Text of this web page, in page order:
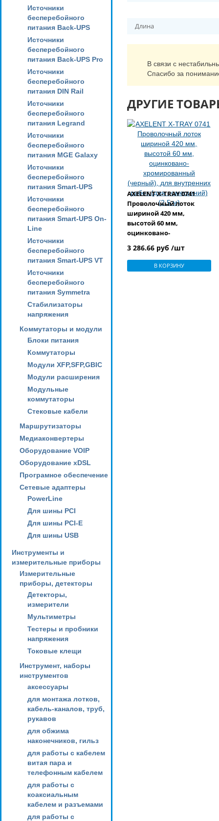
Источники
бесперебойного
питания Back-UPS
Источники
бесперебойного
питания Back-UPS Pro
Источники
бесперебойного
питания DIN Rail
Источники
бесперебойного
питания Legrand
Источники
бесперебойного
питания MGE Galaxy
Источники
бесперебойного
питания Smart-UPS
Источники
бесперебойного
питания Smart-UPS On-
Line
Источники
бесперебойного
питания Smart-UPS VT
Источники
бесперебойного
питания Symmetra
Стабилизаторы
напряжения
Коммутаторы и модули
Блоки питания
Коммутаторы
Модули XFP,SFP,GBIC
Модули расширения
Модульные
коммутаторы
Стековые кабели
Маршрутизаторы
Медиаконвертеры
Оборудование VOIP
Оборудование xDSL
Програмное обеспечение
Сетевые адаптеры
PowerLine
Для шины PCI
Для шины PCI-E
Для шины USB
Инструменты и
измерительные приборы
Измерительные
приборы, детекторы
Детекторы,
измерители
Мультиметры
Тестеры и пробники
напряжения
Токовые клещи
Инструмент, наборы
инструментов
аксессуары
для монтажа лотков,
кабель-каналов, труб,
рукавов
для обжима
наконечников, гильз
для работы с кабелем
витая пара и
телефонным кабелем
для работы с
коаксиальным
кабелем и разъемами
для работы с
Длина
В связи с
Спасибо за
ДРУГИЕ
AXELENT X-TRAY 0741
Проволочный лоток
шириной 420 мм,
высотой 60 мм,
оцинковано-
(черный), для
внутренних работ (для
помещений) (2.5 м)
3 286.66 руб /шт
В КОРЗИНУ